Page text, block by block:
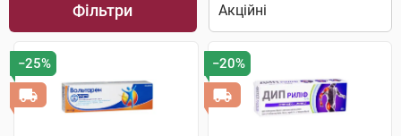
Фільтри
−25% −20%